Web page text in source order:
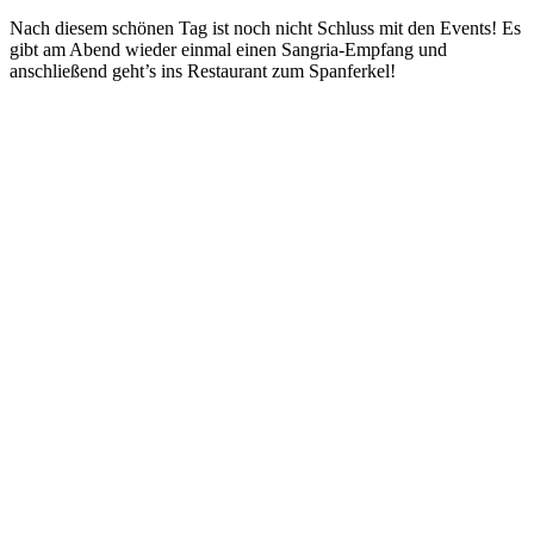
Nach diesem schönen Tag ist noch nicht Schluss mit den Events! Es
gibt am Abend wieder einmal einen Sangria-Empfang und
anschließend geht’s ins Restaurant zum Spanferkel!